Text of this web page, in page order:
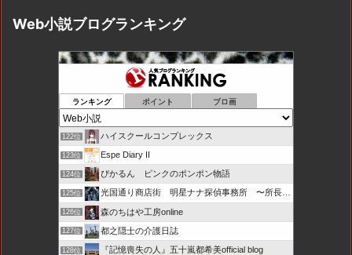
Web小説ブログランキング
ランキング ポイント ブロ画
122位 ハイスクールコンプレックス
123位 Espe Diary II
124位 ぴかるん ピンクのポンポン物語
125位 光国通り商店街 明星ナナ探偵事務所 〜所長とカプセル局員たち
126位 森のちはや工房online
127位 都之隠士の介護日誌
128位 『記憶喪失の人』五十嵐都希美official blog